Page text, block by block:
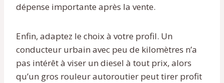
dépense importante après la vente.
Enfin, adaptez le choix à votre profil. Un
conducteur urbain avec peu de kilomètres n’a
pas intérêt à viser un diesel à tout prix, alors
qu’un gros rouleur autoroutier peut tirer profit